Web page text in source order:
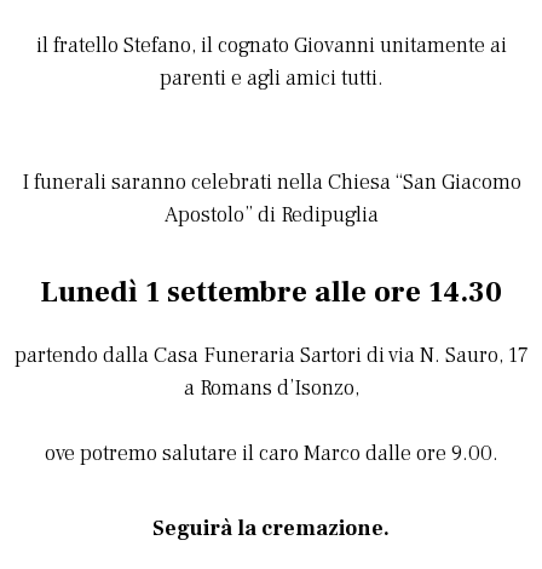
il fratello Stefano, il cognato Giovanni unitamente ai
parenti e agli amici tutti.
I funerali saranno celebrati nella Chiesa “San Giacomo
Apostolo” di Redipuglia
Lunedì 1 settembre alle ore 14.30
partendo dalla Casa Funeraria Sartori di via N. Sauro, 17
a Romans d’Isonzo,
ove potremo salutare il caro Marco dalle ore 9.00.
Seguirà la cremazione.